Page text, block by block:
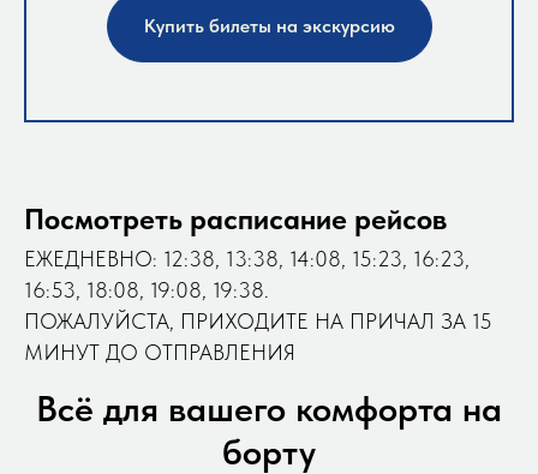
Купить билеты на экскурсию
Посмотреть расписание рейсов
ЕЖЕДНЕВНО: 12:38, 13:38, 14:08, 15:23, 16:23,
16:53, 18:08, 19:08, 19:38.
ПОЖАЛУЙСТА, ПРИХОДИТЕ НА ПРИЧАЛ ЗА 15
МИНУТ ДО ОТПРАВЛЕНИЯ
Всё для вашего комфорта на
борту